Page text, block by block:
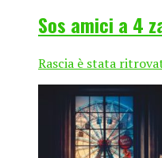
Sos amici a 4
Rascia è stata